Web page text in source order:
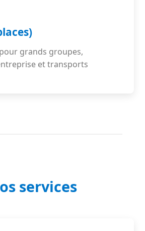
grands groupes,
et transports
services